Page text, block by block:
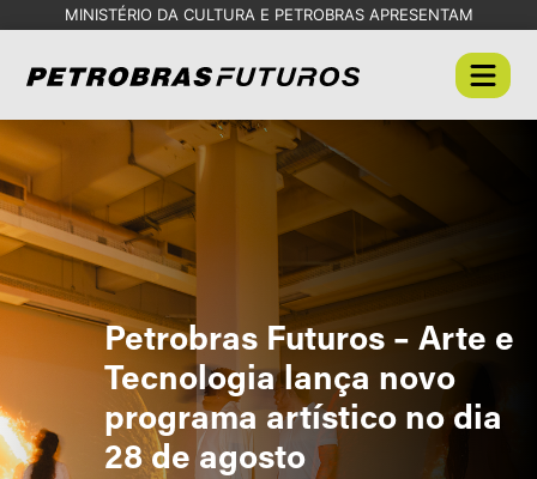
MINISTÉRIO DA CULTURA E PETROBRAS APRESENTAM
Petrobras Futuros – Arte e
Tecnologia lança novo
programa artístico no dia
28 de agosto